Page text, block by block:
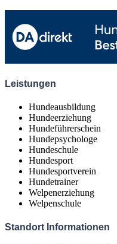
Leistungen
Hundeausbildung
Hundeerziehung
Hundeführerschein
Hundepsychologe
Hundeschule
Hundesport
Hundesportverein
Hundetrainer
Welpenerziehung
Welpenschule
Standort Informationen